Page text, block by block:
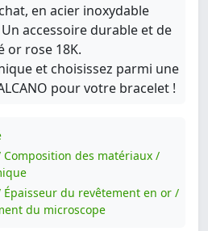
en acier inoxydable
accessoire durable et de
or rose 18K.
et choisissez parmi une
pour votre bracelet !
Composition des matériaux /
Épaisseur du revêtement en or /
du microscope